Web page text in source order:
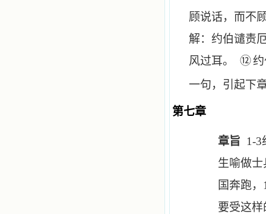
顾说话，而不
解：约伯谴责
风过耳。 ⑫
一句，引起下
第七章
章旨 1-3
生喻做
国奔跑，
要受这